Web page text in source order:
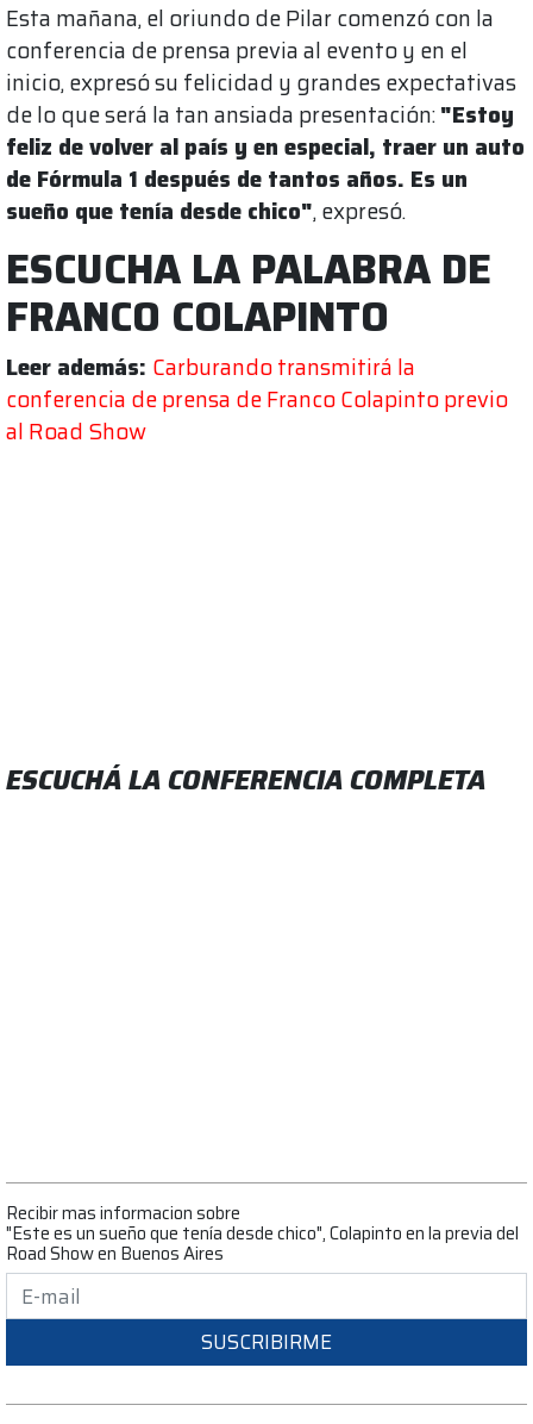
Esta mañana, el oriundo de Pilar comenzó con la
conferencia de prensa previa al evento y en el
inicio, expresó su felicidad y grandes expectativas
de lo que será la tan ansiada presentación:"Estoy
feliz de volver al país y en especial, traer un auto
de Fórmula 1 después de tantos años. Es un
sueño que tenía desde chico", expresó.
ESCUCHA LA PALABRA DE
FRANCO COLAPINTO
Leer además: Carburando transmitirá la
conferencia de prensa de Franco Colapinto previo
al Road Show
ESCUCHÁ LA CONFERENCIA COMPLETA
Recibir mas informacion sobre
"Este es un sueño que tenía desde chico", Colapinto en la previa del
Road Show en Buenos Aires
SUSCRIBIRME